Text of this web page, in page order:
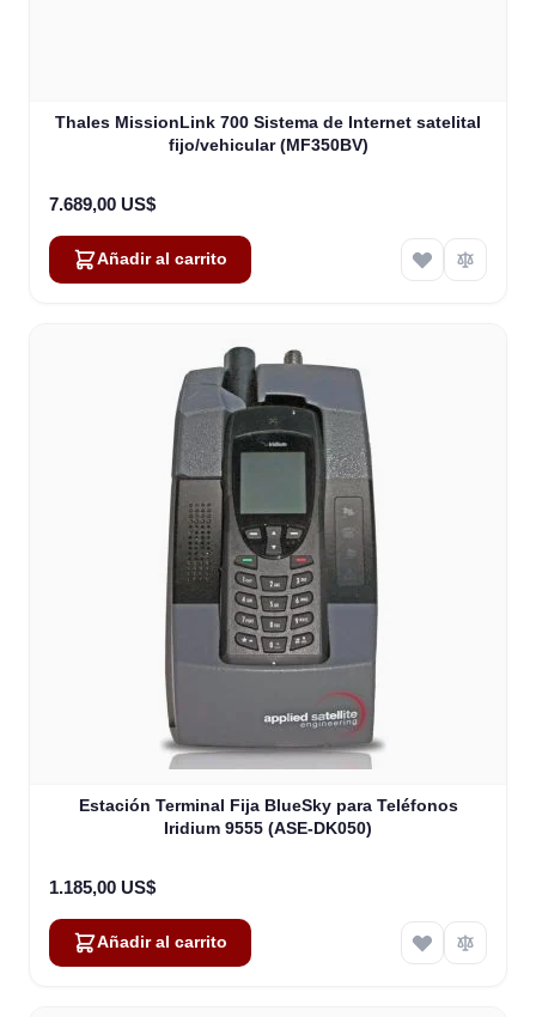
Thales MissionLink 700 Sistema de Internet satelital
fijo/vehicular (MF350BV)
7.689,00 US$
Añadir al carrito
Estación Terminal Fija BlueSky para Teléfonos
Iridium 9555 (ASE-DK050)
1.185,00 US$
Añadir al carrito